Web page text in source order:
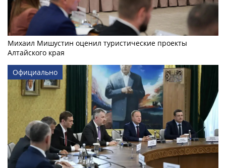
Михаил Мишустин оценил туристические проекты
Алтайского края
Официально